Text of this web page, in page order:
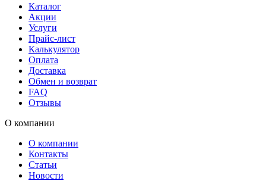
Каталог
Акции
Услуги
Прайс-лист
Калькулятор
Оплата
Доставка
Обмен и возврат
FAQ
Отзывы
О компании
О компании
Контакты
Статьи
Новости